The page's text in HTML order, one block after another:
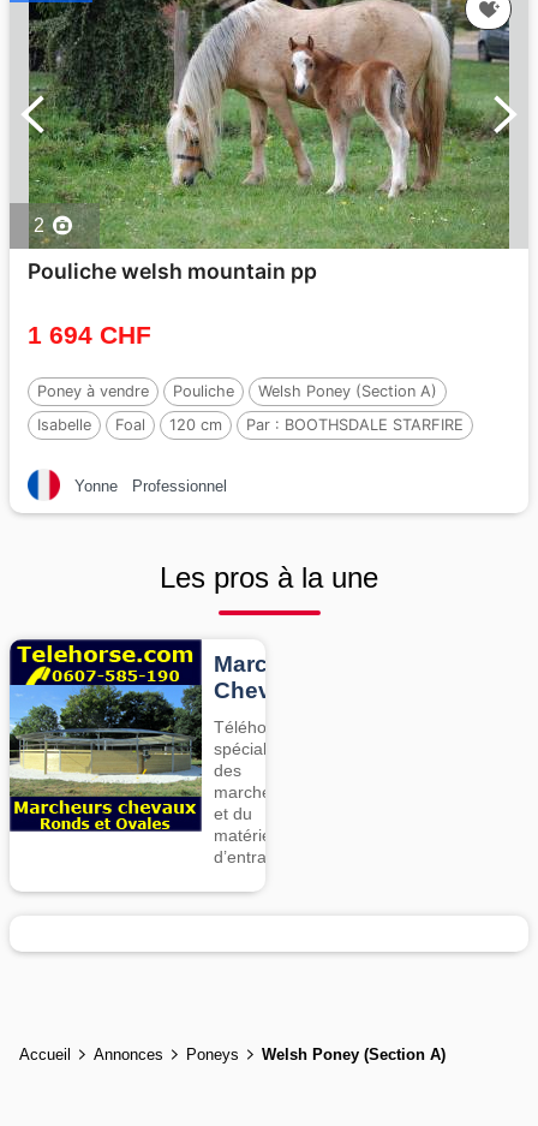
2
Pouliche welsh mountain pp
1 694 CHF
Poney à vendre Pouliche
Welsh Poney (Section A)
Isabelle
Foal 120 cm Par : BOOTHSDALE STARFIRE
Yonne Professionnel
Les pros à la une
Marcheurs
Chevaux
Téléhorse,
spécialiste
des
marcheurs
et du
matériel
d’entrainement
Accueil Annonces Poneys Welsh Poney (Section A)